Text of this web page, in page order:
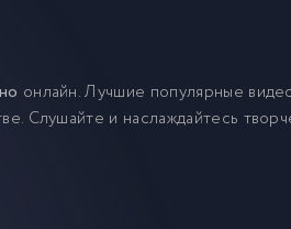
онлайн. Лучшие популярные
Слушайте и наслаждайтесь